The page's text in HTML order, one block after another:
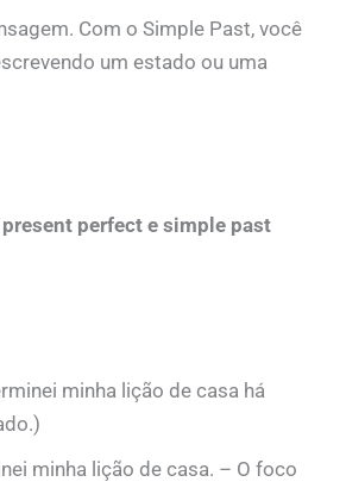
Com o Simple Past, você
um estado ou uma
perfect e simple past
minha lição de casa há
minha lição de casa. – O foco